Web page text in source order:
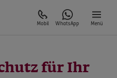
Mobil WhatsApp Menü
für Ihr